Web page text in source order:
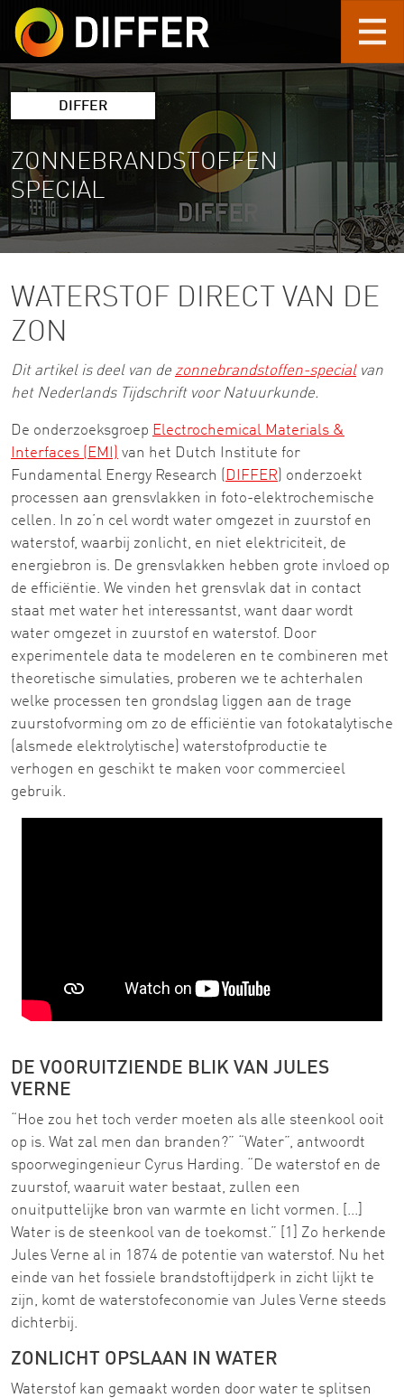
Skip to main content
DIFFER
ZONNEBRANDSTOFFEN
SPECIAL
WATERSTOF DIRECT VAN DE
ZON
Dit artikel is deel van de zonnebrandstoffen-specialvan
het Nederlands Tijdschrift voor Natuurkunde.
De onderzoeksgroep Electrochemical Materials &
Interfaces (EMI)
van het Dutch Institute for
Fundamental Energy Research (
DIFFER ) onderzoekt
processen aan grensvlakken in foto-elektrochemische
cellen. In zo’n cel wordt water omgezet in zuurstof en
waterstof, waarbij zonlicht, en niet elektriciteit, de
energiebron is. De grensvlakken hebben grote invloed op
de efficiëntie. We vinden het grensvlak dat in contact
staat met water het interessantst, want daar wordt
water omgezet in zuurstof en waterstof. Door
experimentele data te modeleren en te combineren met
theoretische simulaties, proberen we te achterhalen
welke processen ten grondslag liggen aan de trage
zuurstofvorming om zo de efficiëntie van fotokatalytische
(alsmede elektrolytische) waterstofproductie te
verhogen en geschikt te maken voor commercieel
gebruik.
DE VOORUITZIENDE BLIK VAN JULES
VERNE
“Hoe zou het toch verder moeten als alle steenkool ooit
op is. Wat zal men dan branden?” “Water”, antwoordt
spoorwegingenieur Cyrus Harding. “De waterstof en de
zuurstof, waaruit water bestaat, zullen een
onuitputtelijke bron van warmte en licht vormen. [...]
Water is de steenkool van de toekomst.” [1] Zo herkende
Jules Verne al in 1874 de potentie van waterstof. Nu het
einde van het fossiele brandstoftijdperk in zicht lijkt te
zijn, komt de waterstofeconomie van Jules Verne steeds
dichterbij.
ZONLICHT OPSLAAN IN WATER
Waterstof kan gemaakt worden door water te splitsen